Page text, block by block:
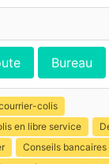
Bureau
colis
en libre service
Conseils bancaires